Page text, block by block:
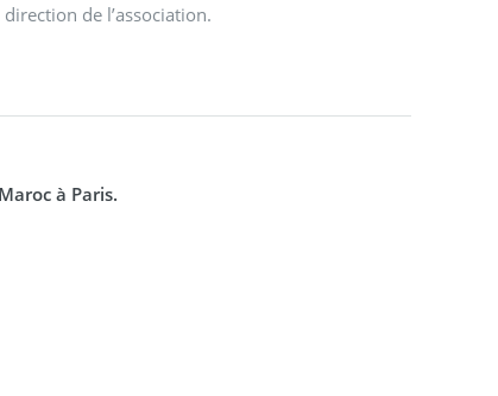
de l’association.
à Paris.